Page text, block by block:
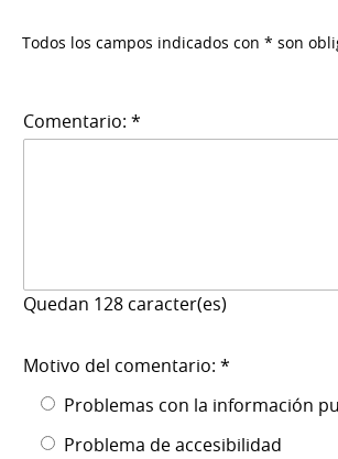
Todos los campos indicados con * son
Comentario: *
Quedan 128 caracter(es)
Motivo del comentario: *
Problemas con la información
Problema de accesibilidad